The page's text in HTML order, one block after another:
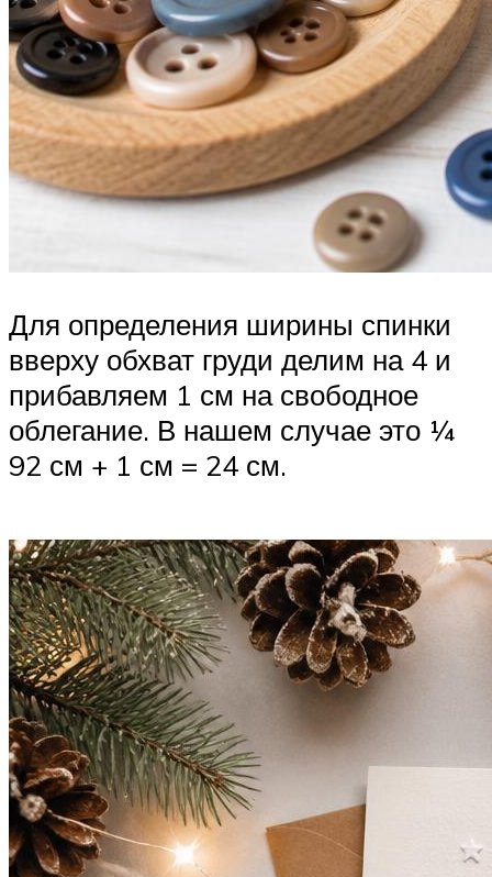
Для определения ширины спинки
вверху обхват груди делим на 4 и
прибавляем 1 см на свободное
облегание. В нашем случае это 1⁄4
92 см + 1 см = 24 см.